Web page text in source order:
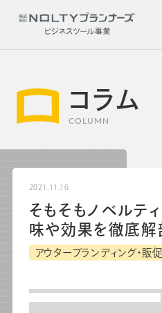
製品を探す
5つの強み
コラム
COLUMN
2021.11.16
そもそもノベルテ
味や効果を徹底解
アウターブランディング・販促